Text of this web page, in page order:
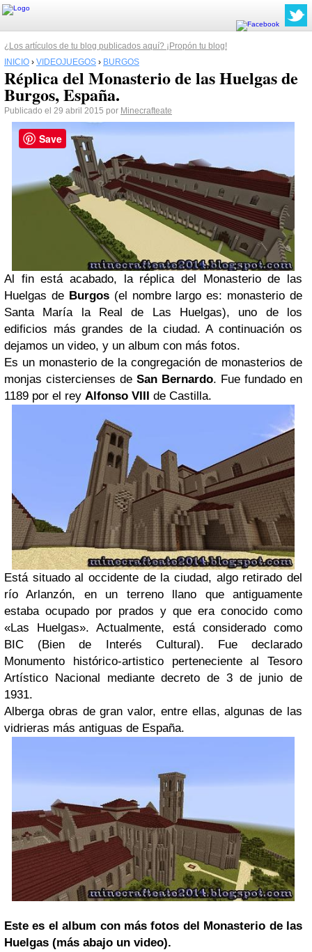
¿Los artículos de tu blog publicados aquí? ¡Propón tu blog!
INICIO › VIDEOJUEGOS › BURGOS
Réplica del Monasterio de las Huelgas de
Burgos, España.
Publicado el 29 abril 2015 por Minecrafteate
Al fin está acabado, la réplica del Monasterio de las
Huelgas de Burgos(el nombre largo es: monasterio de
Santa María la Real de Las Huelgas), uno de los
edificios más grandes de la ciudad. A continuación os
dejamos un video, y un album con más fotos.
Es un monasterio de la congregación de monasterios de
monjas cistercienses de San Bernardo. Fue fundado en
1189 por el rey Alfonso VIII de Castilla.
Está situado al occidente de la ciudad, algo retirado del
río Arlanzón, en un terreno llano que antiguamente
estaba ocupado por prados y que era conocido como
«Las Huelgas». Actualmente, está considerado como
BIC (Bien de Interés Cultural). Fue declarado
Monumento histórico-artistico perteneciente al Tesoro
Artístico Nacional mediante decreto de 3 de junio de
1931.
Alberga obras de gran valor, entre ellas, algunas de las
vidrieras más antiguas de España.
Este es el album con más fotos del Monasterio de las
Huelgas (más abajo un video).
Save